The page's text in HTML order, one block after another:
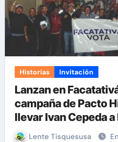
Historias Invitación
Lanzan en
campaña de Pacto
llevar Ivan Cepeda
Lente Tisquesusa